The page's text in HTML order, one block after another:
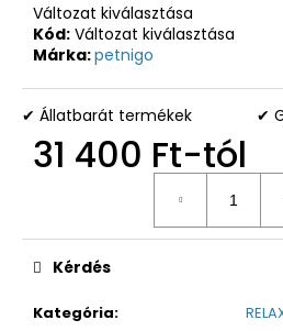
Változat kiválasztása
Kód: Változat kiválasztása
Márka:petnigo
✔ Állatbarát termékek ✔
31 400 Ft-tól
Kategória:
Kérdés